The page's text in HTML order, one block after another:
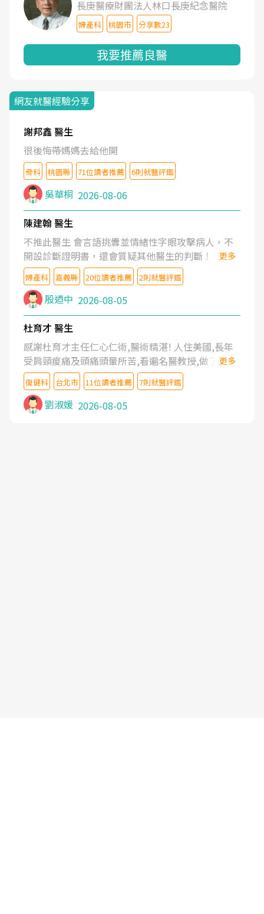
長庚醫療財團法人林口長庚紀念醫院
婦產科 桃園市 分享數23
我要推薦良醫
網友就醫經驗分享
謝邦鑫 醫生
很後悔帶媽媽去給他開
骨科 桃園縣 71位讀者推薦 6則就醫評鑑
吳華桐 2026-08-06
陳建翰 醫生
不推此醫生 會言語挑釁並情緒性字眼攻擊病人，不
開設診斷證明書，還會質疑其他醫生的判斷！
更多
婦產科 嘉義縣 20位讀者推薦 2則就醫評鑑
殷迺中 2026-08-05
杜育才 醫生
感謝杜育才主任仁心仁術,醫術精湛! 人住美國,長年
受肩頸痠痛及頭痛頭暈所苦,看遍名醫教授,做了各種
檢查,也嘗試過西醫打針,中醫針灸及物理徒手治療都
沒有用,後來連吃到嗎啡類止痛藥都效果有限,只是壓
症狀,沒多久就痛起來,多年失眠嚴重影響生活品質.
台灣親友介紹忠孝醫院杜育才主任是頸頭症候群專
更多
復健科 台北市 11位讀者推薦 7則就醫評鑑
劉淑媛 2026-08-05